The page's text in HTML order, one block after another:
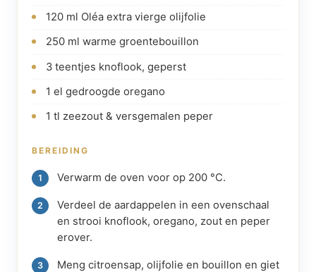
120 ml Oléa extra vierge olijfolie
250 ml warme groentebouillon
3 teentjes knoflook, geperst
1 el gedroogde oregano
1 tl zeezout & versgemalen peper
BEREIDING
Verwarm de oven voor op 200 °C.
Verdeel de aardappelen in een ovenschaal
en strooi knoflook, oregano, zout en peper
erover.
Meng citroensap, olijfolie en bouillon en giet